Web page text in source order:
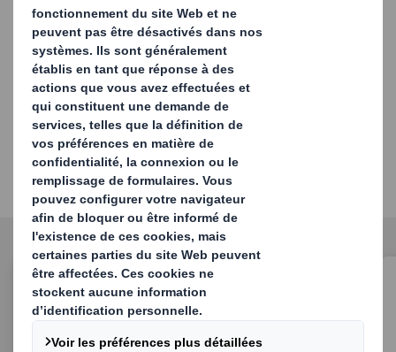
Découvrez les innovations
de DS Smith qui répondent
aux tendances du marché